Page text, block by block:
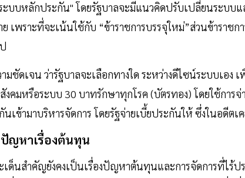
ะบบหลักประกัน" โดยรัฐบาลจะมีแนวคิดปรับเปลี่ยนระบบ
เพราะที่จะเน้นใช้กับ “ข้าราชการบรรจุใหม่”ส่วนข้าราชก
ามชัดเจน ว่ารัฐบาลจะเลือกทางใด ระหว่างดีไซน์ระบบเอ
คมหรือระบบ 30 บาทรักษาทุกโรค (บัตรทอง) โดยใช้การ
เข้ามาบริหารจัดการ โดยรัฐจ่ายเบี้ยประกันให้ ซึ่งในอดีต
ญหาเรื่องต้นทุน
เด็นสำคัญยังคงเป็นเรื่องปัญหาต้นทุนและการจัดการที่ไร้ป